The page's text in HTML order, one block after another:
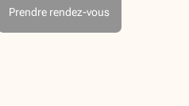
Prendre rendez-vous